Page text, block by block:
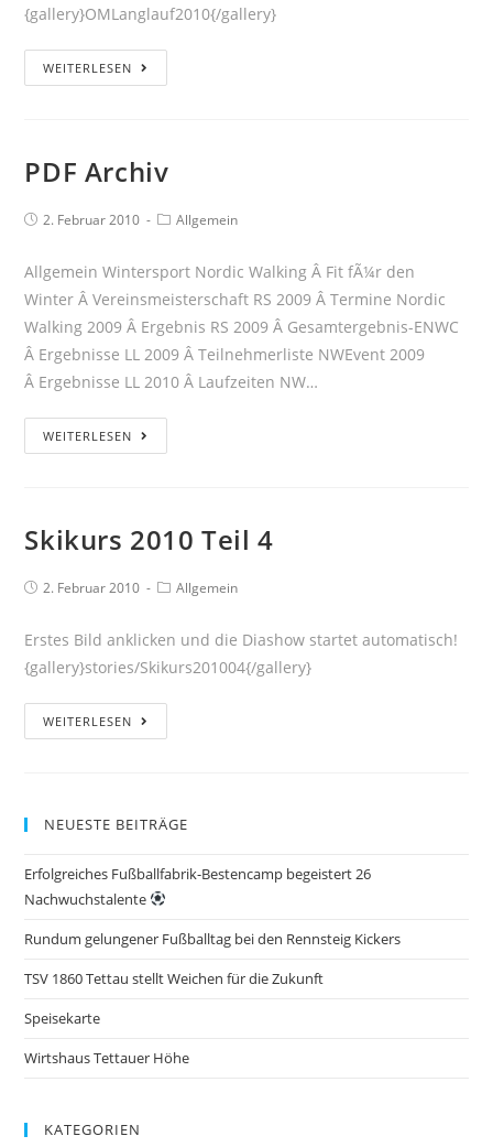
{gallery}OMLanglauf2010{/gallery}
WEITERLESEN
PDF Archiv
2. Februar 2010 Allgemein
Allgemein Wintersport Nordic Walking Â Fit fÃ¼r den
Winter Â Vereinsmeisterschaft RS 2009 Â Termine Nordic
Walking 2009 Â Ergebnis RS 2009 Â Gesamtergebnis-ENWC
Â Ergebnisse LL 2009 Â Teilnehmerliste NWEvent 2009
Â Ergebnisse LL 2010 Â Laufzeiten NW…
WEITERLESEN
Skikurs 2010 Teil 4
2. Februar 2010 Allgemein
Erstes Bild anklicken und die Diashow startet automatisch!
{gallery}stories/Skikurs201004{/gallery}
WEITERLESEN
NEUESTE BEITRÄGE
Erfolgreiches Fußballfabrik-Bestencamp begeistert 26
Nachwuchstalente
Rundum gelungener Fußballtag bei den Rennsteig Kickers
TSV 1860 Tettau stellt Weichen für die Zukunft
Speisekarte
Wirtshaus Tettauer Höhe
KATEGORIEN